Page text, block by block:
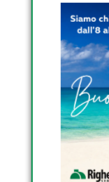
volta nel
Fukushima
dopo aver
a circa un
stabilito
la mossa
sulla salute
Tuttavia, il
discarico